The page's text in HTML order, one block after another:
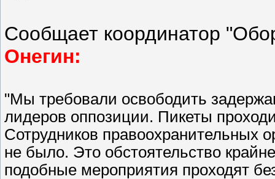
Сообщает координатор
Онегин:
"Мы требовали освободить
лидеров оппозиции. Пикеты
Сотрудников правоохранительных
не было. Это обстоятельство
подобные мероприятия проходят